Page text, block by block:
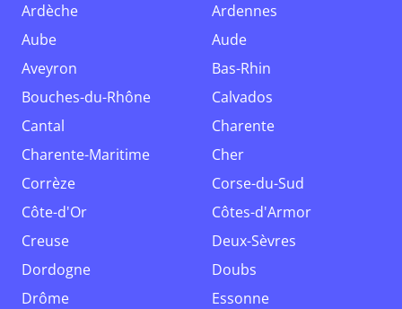
Ardèche
Ardennes
Aube
Aude
Aveyron
Bas-Rhin
Bouches-du-Rhône
Calvados
Cantal
Charente
Charente-Maritime
Cher
Corrèze
Corse-du-Sud
Côte-d'Or
Côtes-d'Armor
Creuse
Deux-Sèvres
Dordogne
Doubs
Drôme
Essonne